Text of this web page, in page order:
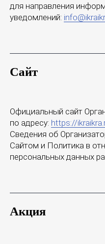
для направления
уведомлений:
Сайт
Официальный сайт
по адресу: https://
Сведения об
Сайтом и Политика в
персональных данных
Акция